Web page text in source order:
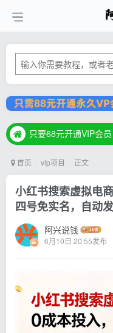
只要68元开通VIP会员，终身下载各大机构
只要68元开通VIP会员，终身下载各大机构
首页 vip项目 正文
小红书搜索虚拟电
四号免实名，自动
阿兴说钱
6月10日 20:55发布